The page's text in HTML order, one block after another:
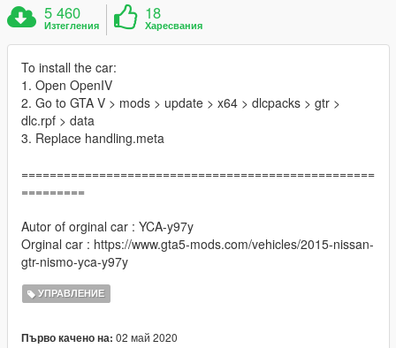
5 460
Изтегления
18
Харесвания
To install the car:
1. Open OpenIV
2. Go to GTA V > mods > update > x64 > dlcpacks > gtr >
dlc.rpf > data
3. Replace handling.meta
==================================================
=========
Autor of orginal car : YCA-y97y
Orginal car : https://www.gta5-mods.com/vehicles/2015-nissan-
gtr-nismo-yca-y97y
УПРАВЛЕНИЕ
Първо качено на: 02 май 2020